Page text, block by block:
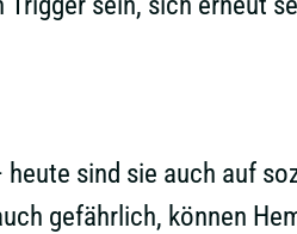
sind sie auch auf
gefährlich, können